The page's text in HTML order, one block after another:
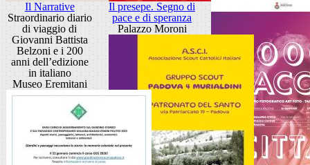
Il Narrative
Straordinario diario
di viaggio di
Giovanni Battista
Belzoni e i 200
anni dell’edizione
in italiano
Museo Eremitani
Il presepe. Segno di
pace e di speranza
Palazzo Moroni